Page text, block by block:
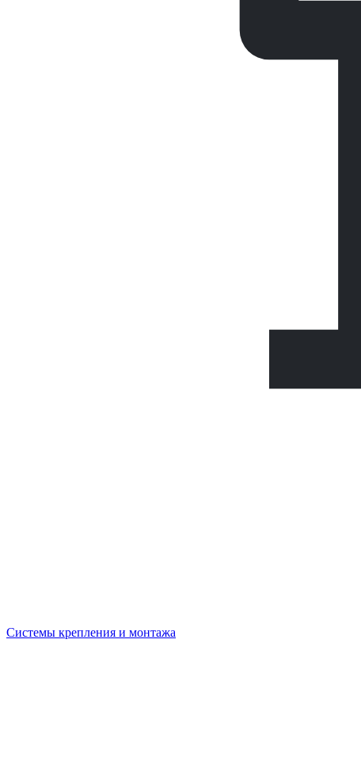
Системы крепления и монтажа